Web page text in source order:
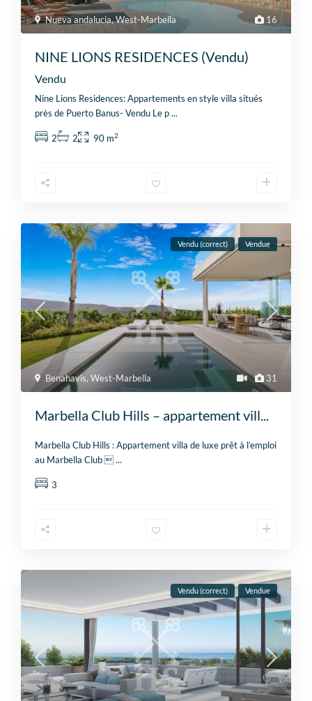
16
Nueva andalucia,West-Marbella
NINE LIONS RESIDENCES (Vendu)
Vendu
Nine Lions Residences: Appartements en style villa situés
près de Puerto Banus- Vendu Le p...
2 2 90 m2
31
Benahavis,West-Marbella
Vendu (correct) Vendue
Marbella Club Hills – appartement vill...
Marbella Club Hills : Appartement villa de luxe prêt à l’emploi
au Marbella Club ...
3
Vendu (correct) Vendue